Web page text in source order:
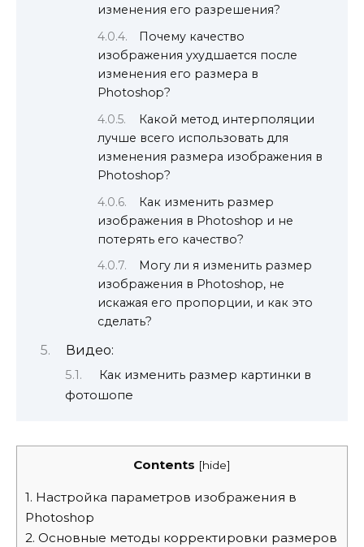
изменения его разрешения?
Почему качество
изображения ухудшается после
изменения его размера в
Photoshop?
Какой метод интерполяции
лучше всего использовать для
изменения размера изображения в
Photoshop?
Как изменить размер
изображения в Photoshop и не
потерять его качество?
Могу ли я изменить размер
изображения в Photoshop, не
искажая его пропорции, и как это
сделать?
Видео:
Как изменить размер картинки в
фотошопе
Contents [hide]
1. Настройка параметров изображения в
Photoshop
2. Основные методы корректировки размеров